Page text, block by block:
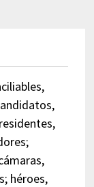
héroes,